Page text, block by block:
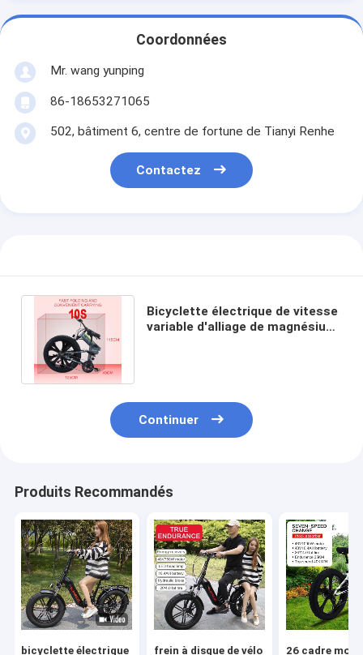
Coordonnées
Mr. wang yunping
86-18653271065
502, bâtiment 6, centre de fortune de Tianyi Renhe
Contactez
Bicyclette électrique de vitesse
variable d'alliage de magnésium
Continuer
Produits Recommandés
bicyclette électrique frein à disque de vélo 26 cadre mou